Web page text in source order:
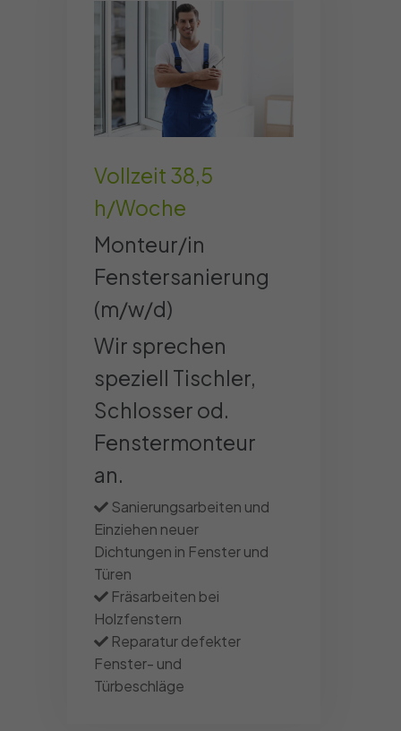
Vollzeit 38,5
h/Woche
Monteur/in
Fenstersanierung
(m/w/d)
Wir sprechen
speziell Tischler,
Schlosser od.
Fenstermonteur
an.
Sanierungsarbeiten und
Einziehen neuer
Dichtungen in Fenster und
Türen
Fräsarbeiten bei
Holzfenstern
Reparatur defekter
Fenster- und
Türbeschläge